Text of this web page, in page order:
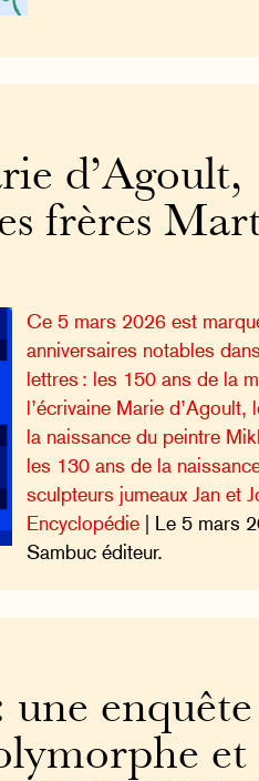
d’Agoult,
frères
Ce 5 mars 2026 est
anniversaires notables
lettres : les 150 ans de la
l’écrivaine Marie d’Agoult,
la naissance du peintre
les 130 ans de la
sculpteurs jumeaux Jan et
Encyclopédie | Le 5 mars
Sambuc éditeur.
une enquête
et